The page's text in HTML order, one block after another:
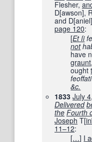
Flesher,
D[awson],
and D[aniel]
page 120:
[Et ſi
not
have
graunt
ought
&c.
1833 July 4,
Delivered
the Fourth
Joseph T[
11–12:
[…] I